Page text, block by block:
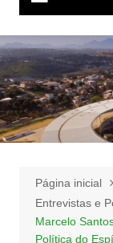
Página inicial
Entrevistas e
Marcelo
Política do